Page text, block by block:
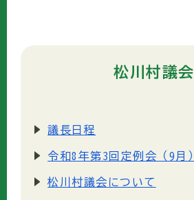
松川村議会
議長日程
松川村議会について